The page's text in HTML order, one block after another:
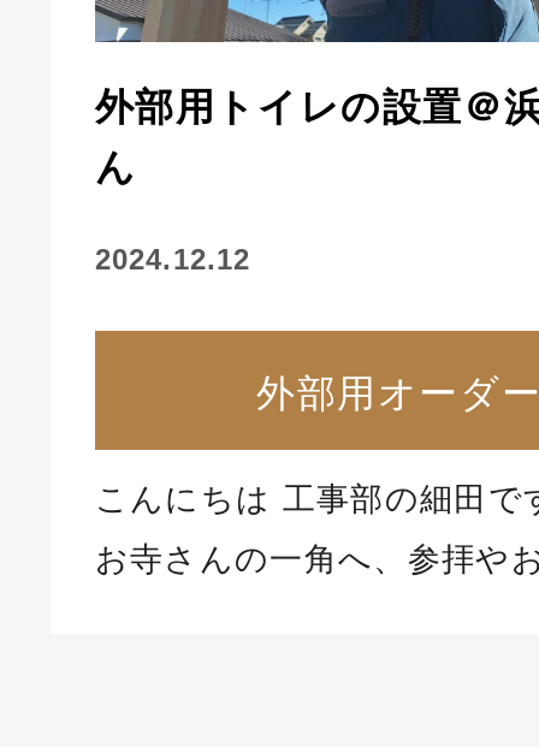
外部用トイレの設置＠
ん
2024.12.12
外部用オーダ
こんにちは 工事部の細田
お寺さんの一角へ、参拝や